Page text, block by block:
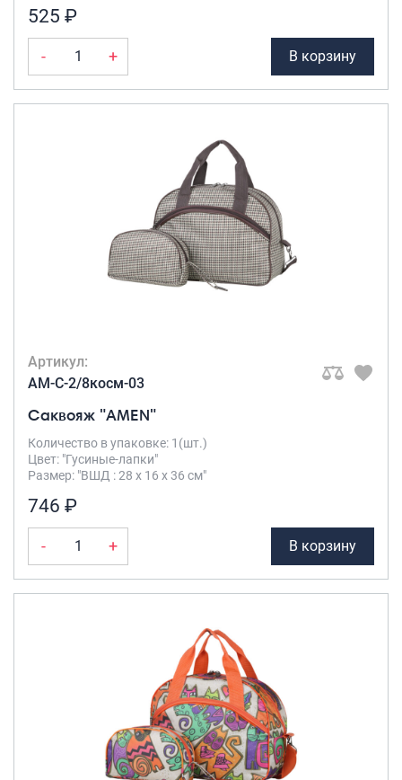
525 ₽
- + В корзину
Артикул:
AM-C-2/8косм-03
Саквояж "AMEN"
Количество в упаковке: 1(шт.)
Цвет: "Гусиные-лапки"
Размер: "ВШД : 28 х 16 х 36 см"
746 ₽
- + В корзину